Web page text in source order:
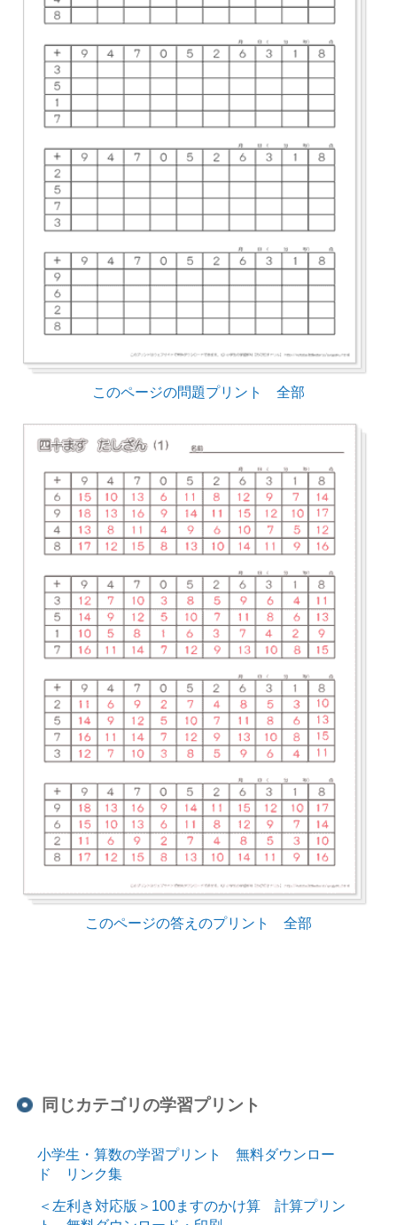
このページの問題プリント 全部
このページの答えのプリント 全部
同じカテゴリの学習プリント
小学生・算数の学習プリント 無料ダウンロー
ド リンク集
＜左利き対応版＞100ますのかけ算 計算プリン